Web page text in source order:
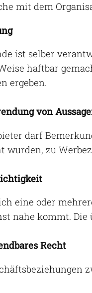
mit dem
ist selber
haftbar
ergeben.
von
darf
wurden, zu
eine oder
nahe kommt. Die
Recht